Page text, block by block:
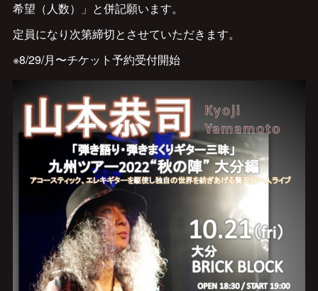
希望（人数）」と併記願います。
定員になり次第締切とさせていただきます。
※8/29/月〜チケット予約受付開始